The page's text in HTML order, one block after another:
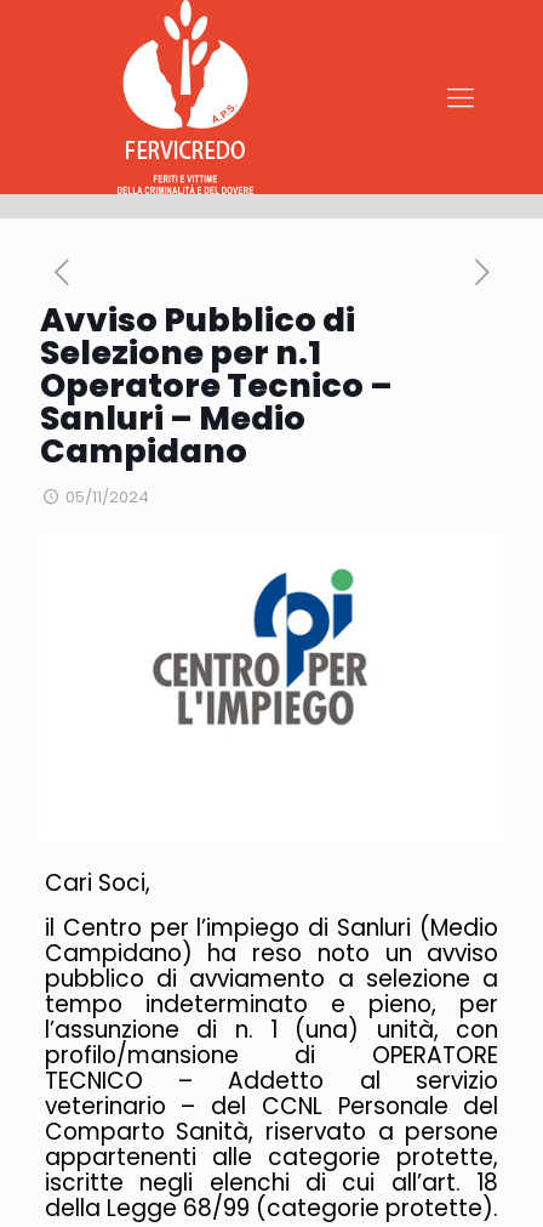
Avviso Pubblico di
Selezione per n.1
Operatore Tecnico –
Sanluri – Medio
Campidano
05/11/2024
Cari Soci,
il Centro per l’impiego di Sanluri (Medio
Campidano) ha reso noto un avviso
pubblico di avviamento a selezione a
tempo indeterminato e pieno, per
l’assunzione di n. 1 (una) unità, con
profilo/mansione di OPERATORE
TECNICO – Addetto al servizio
veterinario – del CCNL Personale del
Comparto Sanità, riservato a persone
appartenenti alle categorie protette,
iscritte negli elenchi di cui all’art. 18
della Legge 68/99 (categorie protette).